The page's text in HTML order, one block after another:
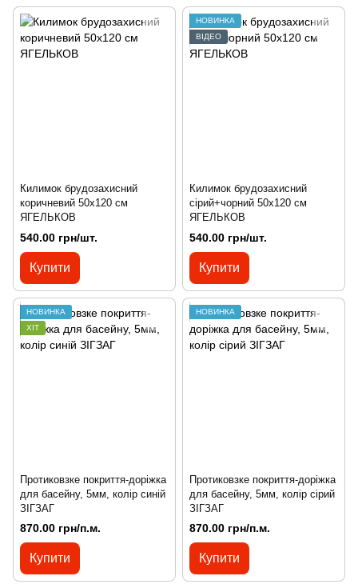
Килимок брудозахисний
коричневий 50х120 см
ЯГЕЛЬКОВ
540.00 грн/шт.
Купити
НОВИНКА
ВІДЕО
Килимок брудозахисний
сірий+чорний 50х120 см
ЯГЕЛЬКОВ
540.00 грн/шт.
Купити
НОВИНКА
ХІТ
Протиковзке покриття-доріжка
для басейну, 5мм, колір синій
ЗІГЗАГ
870.00 грн/п.м.
Купити
НОВИНКА
Протиковзке покриття-доріжка
для басейну, 5мм, колір сірий
ЗІГЗАГ
870.00 грн/п.м.
Купити